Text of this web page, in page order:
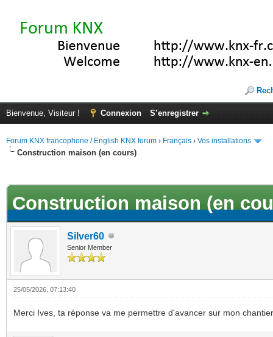
Bienvenue, Visiteur ! Connexion S’enregistrer
Forum KNX francophone / English KNX forum › Français › Vos installations
Construction maison (en cours)
Construction maison (en
Silver60
Senior Member
25/05/2026, 07:13:40
Merci Ives, ta réponse va me permettre d'avancer sur mon